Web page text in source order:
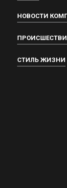
НОВОСТИ
СТИЛЬ ЖИЗНИ